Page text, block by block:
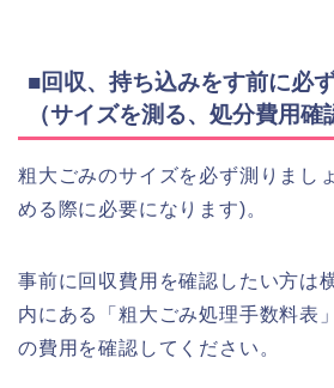
■回収、持ち込みをす前に必
（サイズを測る、処分費用確
粗大ごみのサイズを必ず測りまし
める際に必要になります)。
事前に回収費用を確認したい方は
内にある「粗大ごみ処理手数料表
の費用を確認してください。